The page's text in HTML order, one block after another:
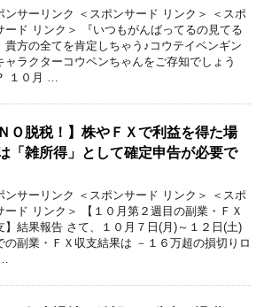
ンサーリンク ＜スポンサード リンク＞ ＜スポ
ード リンク＞ 『いつもがんばってるの見てる
貴方の全てを肯定しちゃう♪コウテイペンギン
ャラクターコウペンちゃんをご存知でしょう
１０月 …
ＮＯ脱税！】株やＦＸで利益を得た場
「雑所得」として確定申告が必要で
ンサーリンク ＜スポンサード リンク＞ ＜スポ
ード リンク＞ 【１０月第２週目の副業・ＦＸ
】結果報告 さて、１０月７日(月)～１２日(土)
の副業・ＦＸ収支結果は －１６万超の損切りロ